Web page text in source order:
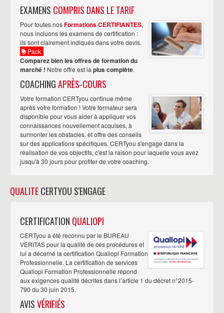
EXAMENS COMPRIS DANS LE TARIF
Pour toutes nosFormations CERTIFIANTES,
nous incluons les examens de certification :
ils sont clairement indiqués dans votre devis.
Pack
Comparez bien les offres de formation du
marché ! Notre offre est la plus complète.
COACHINGAPRÈS-COURS
Votre formation CERTyou continue même
après votre formation ! Votre formateur sera
disponible pour vous aider à appliquer vos
connaissances nouvellement acquises, à
surmonter les obstacles, et offre des conseils
sur des applications spécifiques. CERTyou s'engage dans la
réalisation de vos objectifs, c'est la raison pour laquelle vous avez
jusqu'à 30 jours pour profiter de votre coaching.
QUALITECERTYOU S'ENGAGE
CERTIFICATION QUALIOPI
CERTyou a été reconnu par le BUREAU
VERITAS pour la qualité de ces procédures et
lui a décerné la certification Qualiopi Formation
Professionnelle. La certification de services
Qualiopi Formation Professionnelle répond
aux exigences qualité décrites dans l’article 1 du décret n°2015-
790 du 30 juin 2015.
AVISVÉRIFIÉS